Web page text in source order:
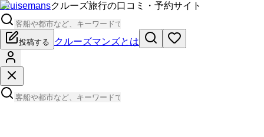
Cruisemansクルーズ旅行の口コミ・予約サイト
投稿する クルーズマンズとは